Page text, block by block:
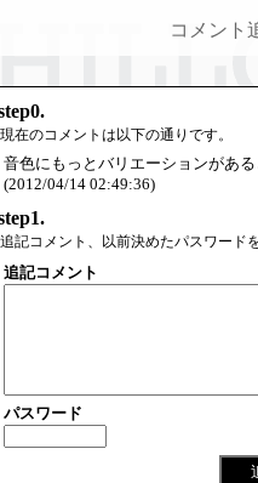
コメント
現在のコメントは以下の通りです。
音色にもっとバリエーションがある
(2012/04/14 02:49:36)
追記コメント、以前決めたパスワード
追記コメント
パスワード